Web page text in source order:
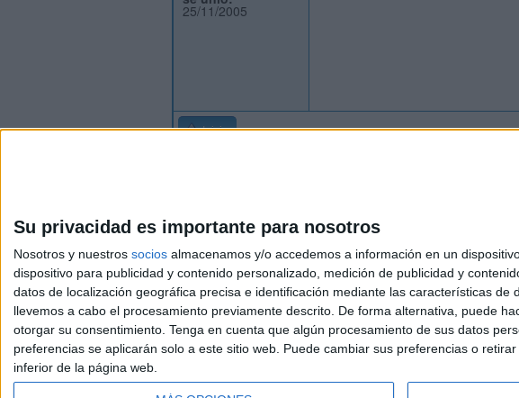
Su privacidad es importante para nosotros
Nosotros y nuestros socios almacenamos y/o accedemos a información en un
dispositivo para publicidad y contenido personalizado, medición de publicidad y
datos de localización geográfica precisa e identificación mediante las características
llevemos a cabo el procesamiento previamente descrito. De forma alternativa, puede
otorgar su consentimiento. Tenga en cuenta que algún procesamiento de sus datos
preferencias se aplicarán solo a este sitio web. Puede cambiar sus preferencias o
inferior de la página web.
25/11/2005
Inicio
Aviso legal|Politica de
© 2003-2026Compás Mediterráneo